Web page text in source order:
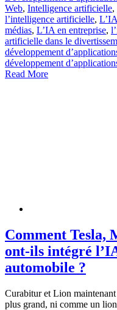
Web, Intelligence artificielle,
l’intelligence artificielle,
médias, L’IA en entreprise,
artificielle dans le
développement
développement
Read More
Comment Tesla,
ont-ils intégré
automobile ?
Curabitur et Lion
plus grand, ni comme un